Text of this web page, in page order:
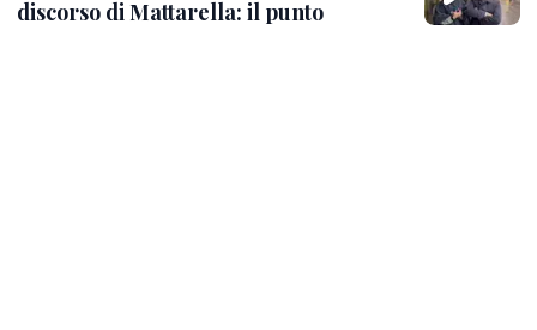
discorso di Mattarella: il punto